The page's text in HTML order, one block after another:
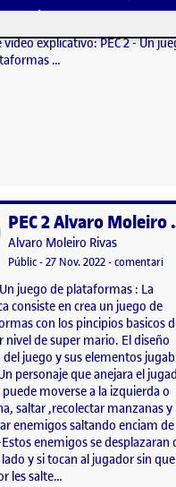
repositorio en GitLab:
gitlab.com/dsahuquillod/
video explicativo: PEC 2 - Un
…
plataformas
per PEC 2
Publicat per
Alvaro Moleiro Rivas
Visibilitat:
Públic-Data de publicació
27 Nov. 202217 gener, 2024
-comentariel
Un juego de plataformas : La
consiste en crea un juego de
con los pincipios basicos
nivel de super mario. El diseño
del juego y sus elementos
personaje que anejara el
puede moverse a la izquierda o
saltar ,recolectar manzanas y
enemigos saltando enciam de
enemigos se desplazaran
y si tocan al jugador sin
les salte…